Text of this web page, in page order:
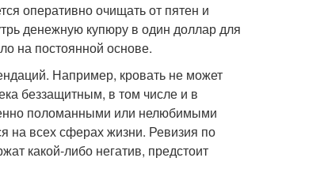
оперативно очищать от пятен и
денежную купюру в один доллар для
на постоянной основе.
Например, кровать не может
беззащитным, в том числе и в
поломанными или нелюбимыми
на всех сферах жизни. Ревизия по
какой-либо негатив, предстоит